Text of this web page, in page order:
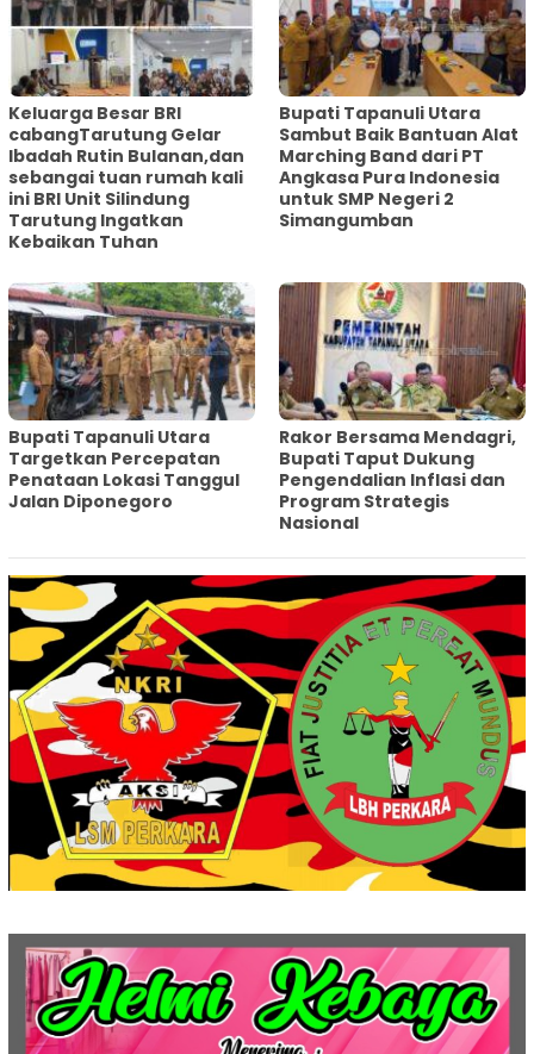
Keluarga Besar BRI
cabangTarutung Gelar
Ibadah Rutin Bulanan,dan
sebangai tuan rumah kali
ini BRI Unit Silindung
Tarutung Ingatkan
Kebaikan Tuhan
Bupati Tapanuli Utara
Sambut Baik Bantuan Alat
Marching Band dari PT
Angkasa Pura Indonesia
untuk SMP Negeri 2
Simangumban
‎Bupati Tapanuli Utara
Targetkan Percepatan
Penataan Lokasi Tanggul
Jalan Diponegoro
Rakor Bersama Mendagri,
Bupati Taput Dukung
Pengendalian Inflasi dan
Program Strategis
Nasional‎